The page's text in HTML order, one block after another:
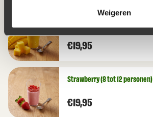
Weigeren
€19,95
Strawberry (8 tot 12 personen)
€19,95